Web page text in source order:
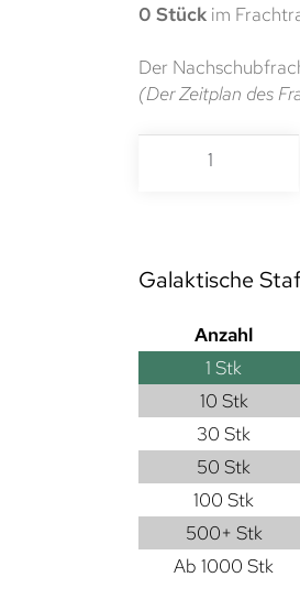
0 Stück im
Der
(Der Zeitplan des
Galaktische
Anzahl
1 Stk
10 Stk
30 Stk
50 Stk
100 Stk
500+ Stk
Ab 1000 Stk